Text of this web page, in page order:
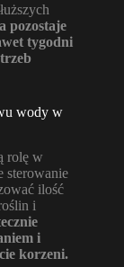
pozostaje
tygodni
wody w
rolę w
sterowanie
ilość
i
i
korzeni.